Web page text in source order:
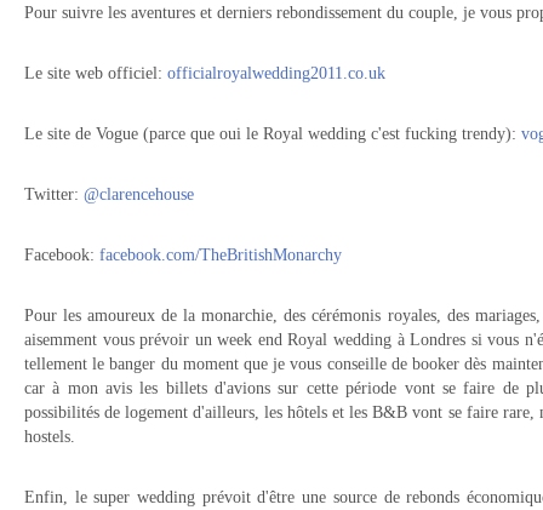
Pour suivre les aventures et derniers rebondissement du couple, je vous
Le site web officiel: officialroyalwedding2011.co.uk
Le site de Vogue (parce que oui le Royal wedding c'est fucking trendy):
Twitter: @clarencehouse
Facebook: facebook.com/TheBritishMonarchy
Pour les amoureux de la monarchie, des cérémonis royales, des
aisemment vous prévoir un week end Royal wedding à Londres si vous
tellement le banger du moment que je vous conseille de booker dès
car à mon avis les billets d'avions sur cette période vont se faire de
possibilités de logement d'ailleurs, les hôtels et les B&B vont se faire
hostels.
Enfin, le super wedding prévoit d'être une source de rebonds